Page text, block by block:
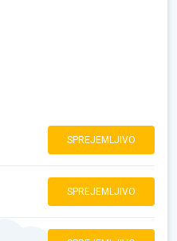
SPREJEMLJIVO
SPREJEMLJIVO